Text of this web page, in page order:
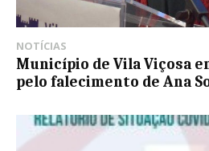
NOTÍCIAS
Município de Vila Viçosa
pelo falecimento de Ana